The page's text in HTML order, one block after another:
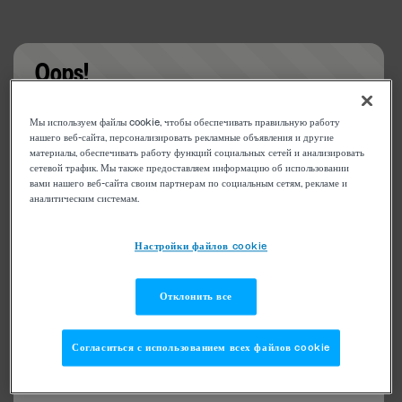
Oops!
Something went wrong. Please try refreshing the
app
Мы используем файлы cookie, чтобы обеспечивать правильную работу
нашего веб-сайта, персонализировать рекламные объявления и другие
материалы, обеспечивать работу функций социальных сетей и анализировать
сетевой трафик. Мы также предоставляем информацию об использовании
вами нашего веб-сайта своим партнерам по социальным сетям, рекламе и
аналитическим системам.
Настройки файлов cookie
Отклонить все
Согласиться с использованием всех файлов cookie